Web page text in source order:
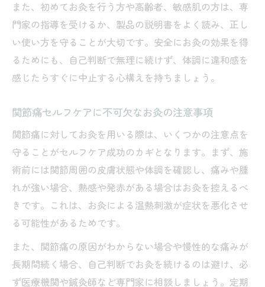
また、初めてお灸を行う方や高齢者、敏感肌の方は、専
門家の指導を受けるか、製品の説明書をよく読み、正し
い使い方を守ることが大切です。安全にお灸の効果を得
るためにも、自己判断で無理に続けず、体調に違和感を
感じたらすぐに中止する心構えを持ちましょう。
関節痛セルフケアに不可欠なお灸の注意事項
関節痛に対してお灸を用いる際は、いくつかの注意点を
守ることがセルフケア成功のカギとなります。まず、施
術前には関節周囲の皮膚状態や体調を確認し、痛みや腫
れが強い場合、熱感や発赤がある場合はお灸を控えるべ
きです。これは、お灸による温熱刺激が症状を悪化させ
る可能性があるためです。
また、関節痛の原因がわからない場合や慢性的な痛みが
長期間続く場合、自己判断でお灸を続けるのは避け、必
ず医療機関や鍼灸師など専門家に相談しましょう。定期